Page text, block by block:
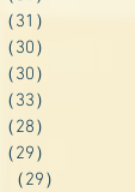
（31）
（30）
（30）
（33）
（28）
（29）
（29）